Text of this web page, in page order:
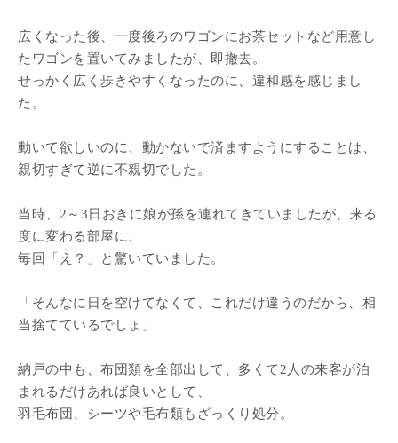
広くなった後、一度後ろのワゴンにお茶セットなど用意し
たワゴンを置いてみましたが、即撤去。
せっかく広く歩きやすくなったのに、違和感を感じまし
た。
動いて欲しいのに、動かないで済ますようにすることは、
親切すぎて逆に不親切でした。
当時、2～3日おきに娘が孫を連れてきていましたが、来る
度に変わる部屋に、
毎回「え？」と驚いていました。
「そんなに日を空けてなくて、これだけ違うのだから、相
当捨てているでしょ」
納戸の中も、布団類を全部出して、多くて2人の来客が泊
まれるだけあれば良いとして、
羽毛布団、シーツや毛布類もざっくり処分。